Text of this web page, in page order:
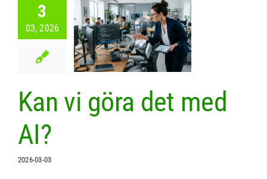
3
03, 2026
göra det
Kan vi göra det med
AI?
2026-03-03